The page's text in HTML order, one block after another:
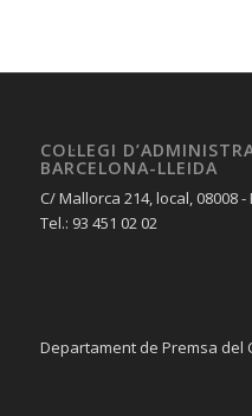
COL·LEGI
BARCELONA-LLEIDA
C/ Mallorca 214, local, 08008
Tel.: 93 451 02 02
Departament de Premsa del